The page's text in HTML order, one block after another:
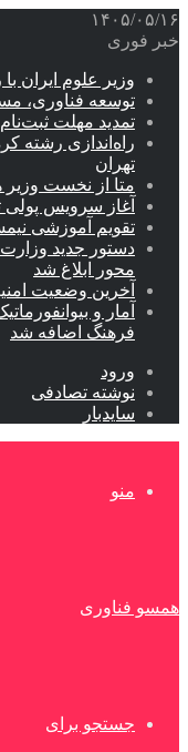
۱۴۰۵/۰۵/۱۶
خبر فوری
وزیر علوم ایران
توسعه فناوری،
تمدید مهلت ثبت‌نام
تهران
متا از نخست
آغاز سرویس
تقویم آموزشی
دستور جدید
محور ابلاغ شد
آخرین وضعیت
آمار و
فرهنگ اضافه شد
ورود
نوشته تصادفی
سایدبار
منو
همسو فناوری
جستجو برای